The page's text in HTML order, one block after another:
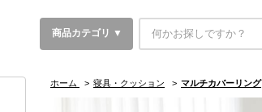
商品カテゴリ ▼
ホーム > 寝具・クッション > マルチカバーリング